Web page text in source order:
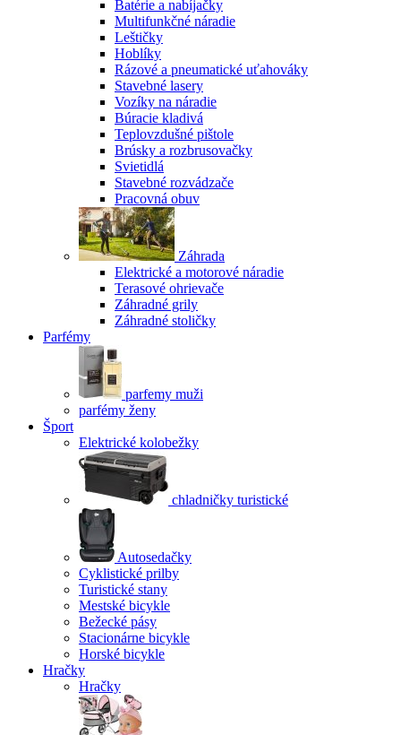
Batérie a nabíjačky
Multifunkčné náradie
Leštičky
Hoblíky
Rázové a pneumatické uťahováky
Stavebné lasery
Vozíky na náradie
Búracie kladivá
Teplovzdušné pištole
Brúsky a rozbrusovačky
Svietidlá
Stavebné rozvádzače
Pracovná obuv
Záhrada
Elektrické a motorové náradie
Terasové ohrievače
Záhradné grily
Záhradné stoličky
Parfémy
parfemy muži
parfémy ženy
Šport
Elektrické kolobežky
chladničky turistické
Autosedačky
Cyklistické prilby
Turistické stany
Mestské bicykle
Bežecké pásy
Stacionárne bicykle
Horské bicykle
Hračky
Hračky